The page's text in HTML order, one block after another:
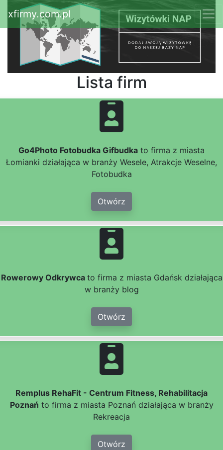
xfirmy.com.pl
Lista firm
Go4Photo Fotobudka Gifbudka to firma z miasta
Łomianki działająca w branży Wesele, Atrakcje Weselne,
Fotobudka
Otwórz
Rowerowy Odkrywca to firma z miasta Gdańsk działająca
w branży blog
Otwórz
Remplus RehaFit - Centrum Fitness, Rehabilitacja
Poznań to firma z miasta Poznań działająca w branży
Rekreacja
Otwórz